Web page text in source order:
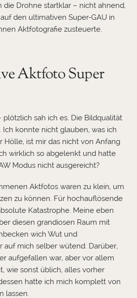
die Drohne startklar – nicht ahnend,
den ultimativen Super-GAU in
Aktfotografie zusteuerte.
Aktfoto Super
sah ich es. Die Bildqualität
konnte nicht glauben, was ich
Hölle, ist mir das nicht von Anfang
wirklich so abgelenkt und hatte
Modus nicht ausgereicht?
Aktfotos waren zu klein, um
zu können. Für hochauflösende
Katastrophe. Meine eben
diesen grandiosen Raum mit
wich Wut und
auf mich selber wütend. Darüber,
aufgefallen war, aber vor allem
wie sonst üblich, alles vorher
hatte ich mich komplett von
lassen.